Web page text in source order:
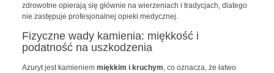
zdrowotne opierają się głównie na wierzeniach i tradycjach, dlatego
nie zastępuje profesjonalnej opieki medycznej.
Fizyczne wady kamienia: miękkość i
podatność na uszkodzenia
Azuryt jest kamieniem miękkim i kruchym, co oznacza, że łatwo